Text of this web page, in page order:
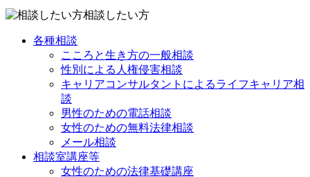
相談したい方
各種相談
こころと生き方の一般相談
性別による人権侵害相談
キャリアコンサルタントによるライフキャリア相
談
男性のための電話相談
女性のための無料法律相談
メール相談
相談室講座等
女性のための法律基礎講座